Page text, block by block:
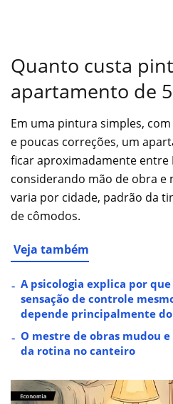
Quanto custa
apartamento de
Em uma pintura simples,
e poucas correções, um
ficar aproximadamente entre
considerando mão de obra e
varia por cidade, padrão da
de cômodos.
Veja também
A psicologia explica por
sensação de controle
depende principalmente do
O mestre de obras mudou
da rotina no canteiro